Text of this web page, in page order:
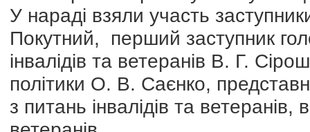
У нараді взяли участь
Покутний, перший заступник
інвалідів та ветеранів В. Г.
політики О. В. Саєнко,
з питань інвалідів та